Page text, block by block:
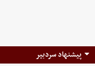
پیشنهاد سردبیر